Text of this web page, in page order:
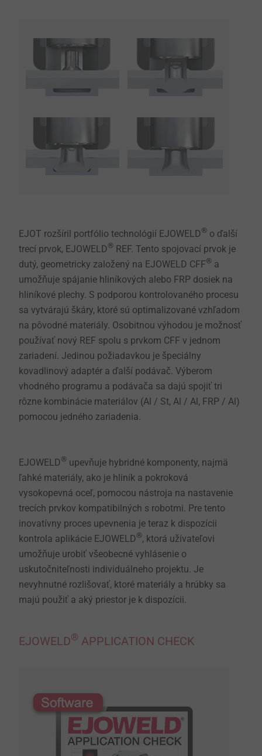
EJOT rozšíril portfólio technológií EJOWELD® o ďalší
trecí prvok, EJOWELD® REF. Tento spojovací prvok je
dutý, geometricky založený na EJOWELD CFF® a
umožňuje spájanie hliníkových alebo FRP dosiek na
hliníkové plechy. S podporou kontrolovaného procesu
sa vytvárajú škáry, ktoré sú optimalizované vzhľadom
na pôvodné materiály. Osobitnou výhodou je možnosť
používať nový REF spolu s prvkom CFF v jednom
zariadení. Jedinou požiadavkou je špeciálny
kovadlinový adaptér a ďalší podávač. Výberom
vhodného programu a podávača sa dajú spojiť tri
rôzne kombinácie materiálov (Al / St, Al / Al, FRP / Al)
pomocou jedného zariadenia.
EJOWELD® upevňuje hybridné komponenty, najmä
ľahké materiály, ako je hliník a pokroková
vysokopevná oceľ, pomocou nástroja na nastavenie
trecích prvkov kompatibilných s robotmi. Pre tento
inovatívny proces upevnenia je teraz k dispozícii
kontrola aplikácie EJOWELD®, ktorá užívateľovi
umožňuje urobiť všeobecné vyhlásenie o
uskutočniteľnosti individuálneho projektu. Je
nevyhnutné rozlišovať, ktoré materiály a hrúbky sa
majú použiť a aký priestor je k dispozícii.
EJOWELD® APPLICATION CHECK